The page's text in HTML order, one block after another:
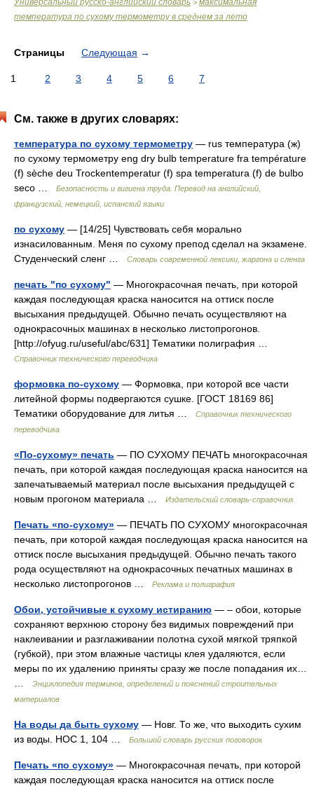
Универсальный русско-английский словарь > максимальная
температура по сухому термометру в среднем за лето
Страницы Следующая →
1 2 3 4 5 6 7
См. также в других словарях:
температура по сухому термометру — rus температура (ж)
по сухому термометру eng dry bulb temperature fra température
(f) sèche deu Trockentemperatur (f) spa temperatura (f) de bulbo
seco …
Безопасность и гигиена труда. Перевод на английский,
французский, немецкий, испанский языки
по сухому — [14/25] Чувствовать себя морально
изнасилованным. Меня по сухому препод сделал на экзамене.
Студенческий сленг …
Cловарь современной лексики, жаргона и сленга
печать "по сухому" — Многокрасочная печать, при которой
каждая последующая краска наносится на оттиск после
высыхания предыдущей. Обычно печать осуществляют на
однокрасочных машинах в несколько листопрогонов.
[http://ofyug.ru/useful/abc/631] Тематики полиграфия …
Справочник технического переводчика
формовка по-сухому — Формовка, при которой все части
литейной формы подвергаются сушке. [ГОСТ 18169 86]
Тематики оборудование для литья …
Справочник технического
переводчика
«По-сухому» печать — ПО СУХОМУ ПЕЧАТЬ многокрасочная
печать, при которой каждая последующая краска наносится на
запечатываемый материал после высыхания предыдущей с
новым прогоном материала …
Издательский словарь-справочник
Печать «по-сухому» — ПЕЧАТЬ ПО СУХОМУ многокрасочная
печать, при которой каждая последующая краска наносится на
оттиск после высыхания предыдущей. Обычно печать такого
рода осуществляют на однокрасочных печатных машинах в
несколько листопрогонов …
Реклама и полиграфия
Обои, устойчивые к сухому истиранию — – обои, которые
сохраняют верхнюю сторону без видимых повреждений при
наклеивании и разглаживании полотна сухой мягкой тряпкой
(губкой), при этом влажные частицы клея удаляются, если
меры по их удалению приняты сразу же после попадания их…
Энциклопедия терминов, определений и пояснений строительных
материалов
На воды да быть сухому — Новг. То же, что выходить сухим
из воды. НОС 1, 104 …
Большой словарь русских поговорок
Печать «по сухому» — Многокрасочная печать, при которой
каждая последующая краска наносится на оттиск после